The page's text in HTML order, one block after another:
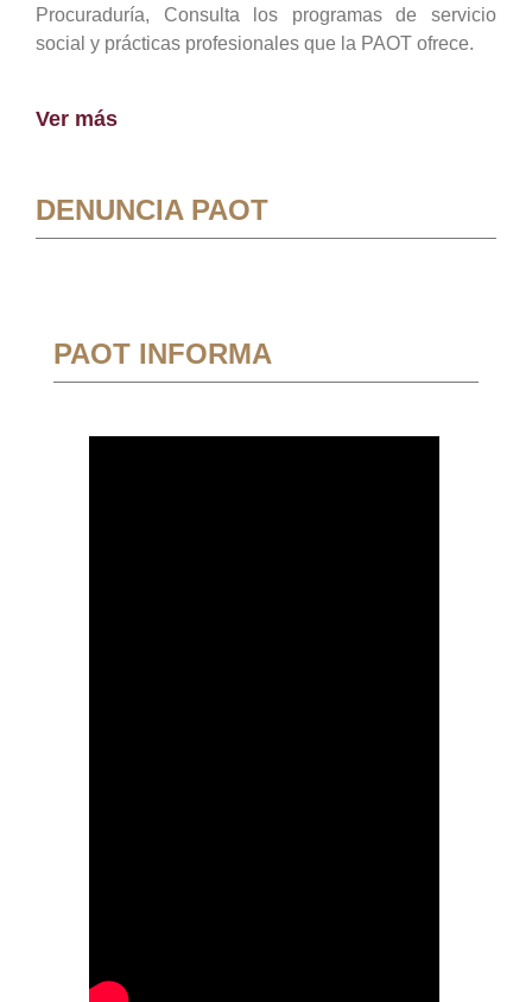
Procuraduría, Consulta los programas de servicio
social y prácticas profesionales que la PAOT ofrece.
Ver más
DENUNCIA PAOT
PAOT INFORMA